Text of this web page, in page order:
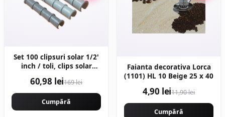
Set 100 clipsuri solar 1/2'
inch / toli, clips solar
60,98 lei169 lei
Cumpără
Faianta decorativa Lorca
(1101) HL 10 Beige 25 x 40
4,90 lei11,90 lei
Cumpără